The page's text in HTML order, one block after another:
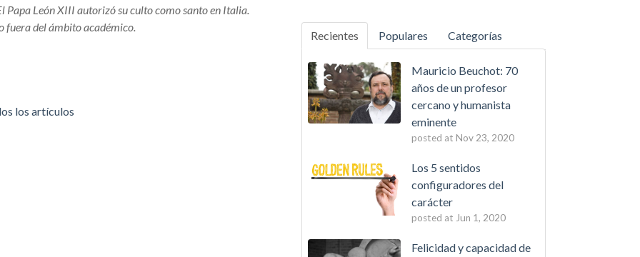
León XIII autorizó su culto como santo en Italia.
fuera del ámbito académico.
los artículos
Recientes Populares Categorías
Mauricio Beuchot: 70
años de un profesor
cercano y humanista
eminente
posted at Nov 23, 2020
Los 5 sentidos
configuradores del
carácter
posted at Jun 1, 2020
Felicidad y capacidad de